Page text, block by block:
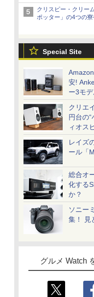
お得
クリスピー・クリー
ポッター」の4つの
Special Site
安!
ー3モ
クリエ
円台の
ィオス
レイズ
ール「
総合オ
化する
か？
ソニー
集！ 見
グルメ Watch